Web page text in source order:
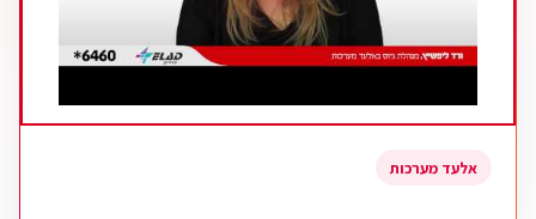
אלעד מערכות